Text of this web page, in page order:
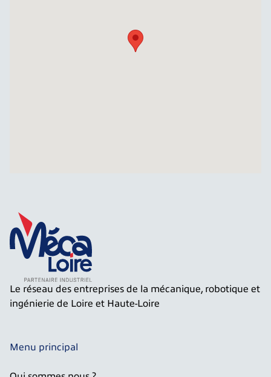
Le réseau des entreprises de la mécanique, robotique et
ingénierie de Loire et Haute-Loire
Menu principal